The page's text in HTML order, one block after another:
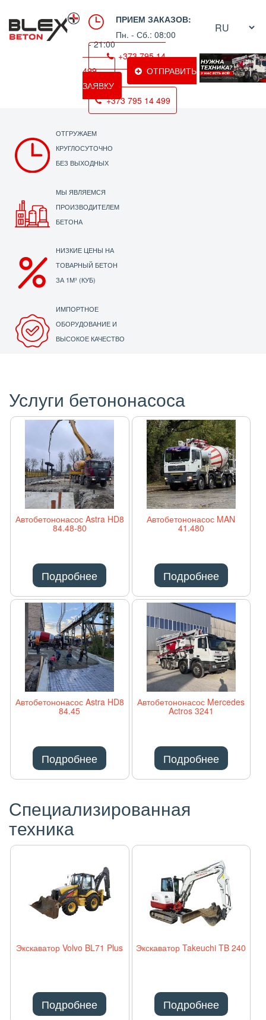
ПРИЕМ ЗАКАЗОВ:
Пн. - Сб.: 08:00
- 21:00
+373 795 14
499
ОТПРАВИТЬ
ЗАЯВКУ
+373 795 14 499
ОТГРУЖАЕМ
КРУГЛОСУТОЧНО
БЕЗ ВЫХОДНЫХ
МЫ ЯВЛЯЕМСЯ
ПРОИЗВОДИТЕЛЕМ
БЕТОНА
НИЗКИЕ ЦЕНЫ НА
ТОВАРНЫЙ БЕТОН
ЗА 1М³ (КУБ)
ИМПОРТНОЕ
ОБОРУДОВАНИЕ И
ВЫСОКОЕ КАЧЕСТВО
Услуги бетононасоса
Автобетононасос Astra HD8
84.48-80
Подробнее
Автобетононасос MAN
41.480
Подробнее
Автобетононасос Astra HD8
84.45
Подробнее
Автобетононасос Mercedes
Actros 3241
Подробнее
Специализированная
техника
Экскаватор Volvo BL71 Plus
Подробнее
Экскаватор Takeuchi TB 240
Подробнее